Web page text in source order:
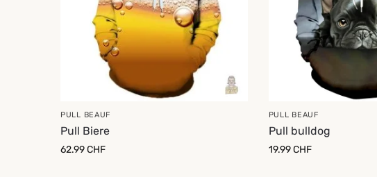
PULL BEAUF
Pull Biere
62.99CHF
PULL BEAUF
Pull bulldog
19.99CHF